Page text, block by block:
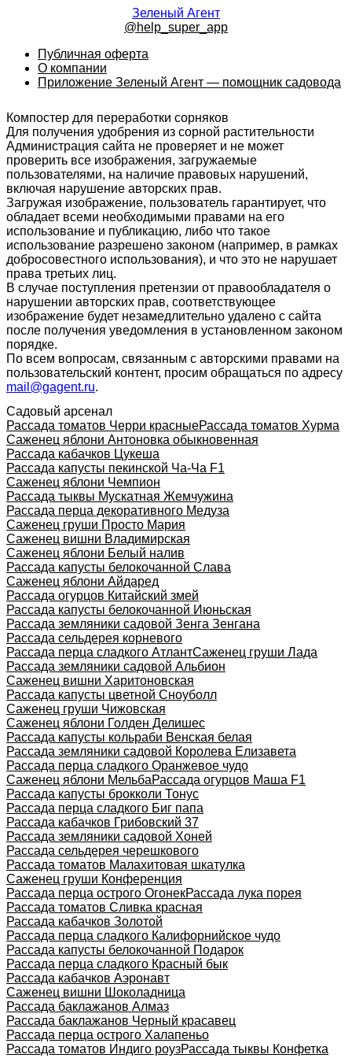
Зеленый Агент
@help_super_app
Публичная оферта
О компании
Приложение Зеленый Агент — помощник садовода
Компостер для переработки сорняков
Для получения удобрения из сорной растительности
Администрация сайта не проверяет и не может
проверить все изображения, загружаемые
пользователями, на наличие правовых нарушений,
включая нарушение авторских прав.
Загружая изображение, пользователь гарантирует, что
обладает всеми необходимыми правами на его
использование и публикацию, либо что такое
использование разрешено законом (например, в рамках
добросовестного использования), и что это не нарушает
права третьих лиц.
В случае поступления претензии от правообладателя о
нарушении авторских прав, соответствующее
изображение будет незамедлительно удалено с сайта
после получения уведомления в установленном законом
порядке.
По всем вопросам, связанным с авторскими правами на
пользовательский контент, просим обращаться по адресу
mail@gagent.ru.
Садовый арсенал
Рассада томатов Черри красныеРассада томатов Хурма
Саженец яблони Антоновка обыкновенная
Рассада кабачков Цукеша
Рассада капусты пекинской Ча-Ча F1
Саженец яблони Чемпион
Рассада тыквы Мускатная Жемчужина
Рассада перца декоративного Медуза
Саженец груши Просто Мария
Саженец вишни Владимирская
Саженец яблони Белый налив
Рассада капусты белокочанной Слава
Саженец яблони Айдаред
Рассада огурцов Китайский змей
Рассада капусты белокочанной Июньская
Рассада земляники садовой Зенга Зенгана
Рассада сельдерея корневого
Рассада перца сладкого АтлантСаженец груши Лада
Рассада земляники садовой Альбион
Саженец вишни Харитоновская
Рассада капусты цветной Сноуболл
Саженец груши Чижовская
Саженец яблони Голден Делишес
Рассада капусты кольраби Венская белая
Рассада земляники садовой Королева Елизавета
Рассада перца сладкого Оранжевое чудо
Саженец яблони МельбаРассада огурцов Маша F1
Рассада капусты брокколи Тонус
Рассада перца сладкого Биг папа
Рассада кабачков Грибовский 37
Рассада земляники садовой Хоней
Рассада сельдерея черешкового
Рассада томатов Малахитовая шкатулка
Саженец груши Конференция
Рассада перца острого ОгонекРассада лука порея
Рассада томатов Сливка красная
Рассада кабачков Золотой
Рассада перца сладкого Калифорнийское чудо
Рассада капусты белокочанной Подарок
Рассада перца сладкого Красный бык
Рассада кабачков Аэронавт
Саженец вишни Шоколадница
Рассада баклажанов Алмаз
Рассада баклажанов Черный красавец
Рассада перца острого Халапеньо
Рассада томатов Индиго роузРассада тыквы Конфетка